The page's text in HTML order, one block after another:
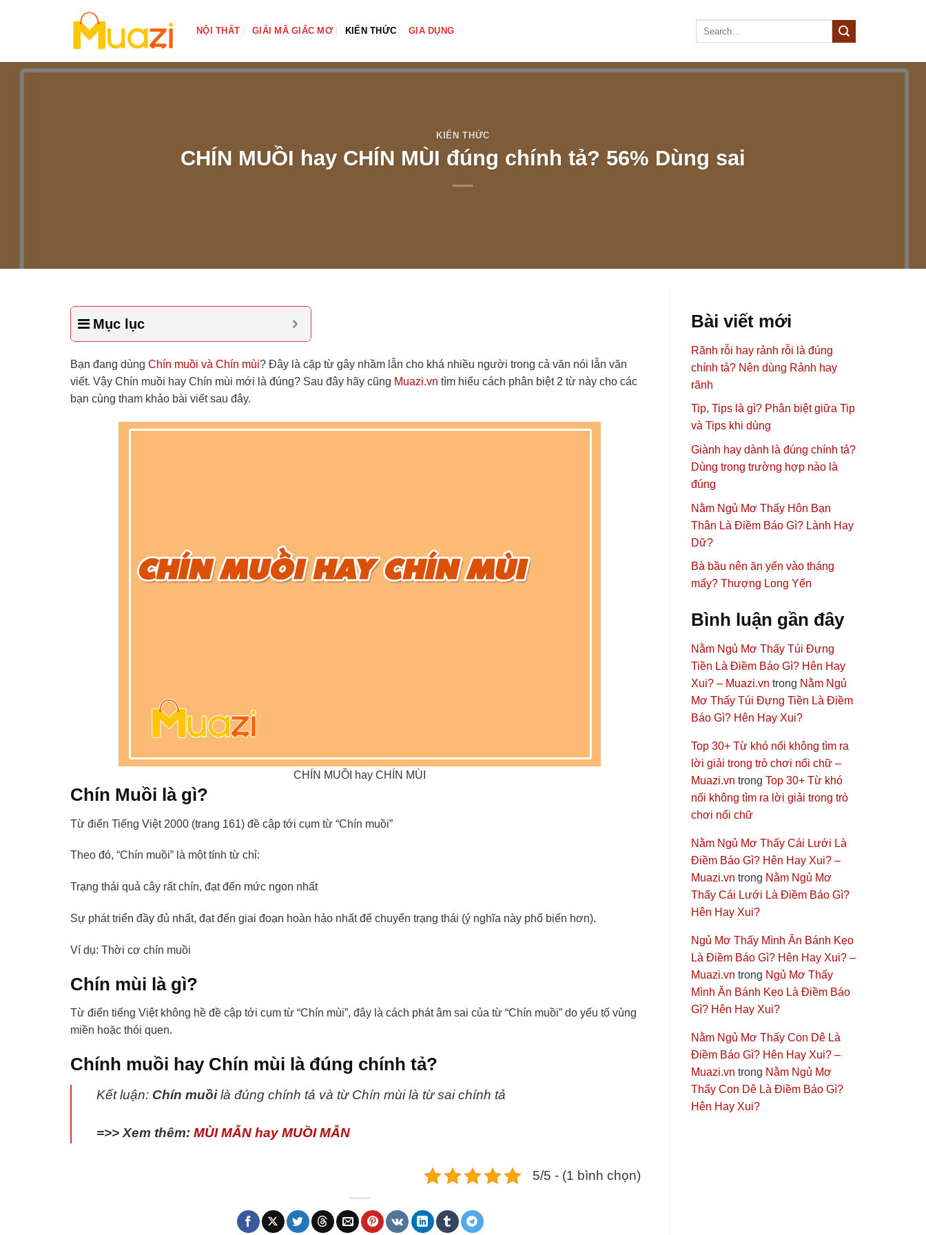
dung
NỘI THẤT GIẢI MÃ GIẤC MƠ KIẾN THỨC GIA DỤNG
KIẾN THỨC
CHÍN MUỒI hay CHÍN MÙI đúng chính tả? 56% Dùng sai
Mục lục
Bạn đang dùng Chín muồi và Chín mùi? Đây là cặp từ gây nhầm lẫn cho khá nhiều người trong cả văn nói lẫn văn
viết. Vậy Chín muồi hay Chín mùi mới là đúng? Sau đây hãy cũng Muazi.vn tìm hiểu cách phân biệt 2 từ này cho các
bạn cùng tham khảo bài viết sau đây.
CHÍN MUỒI hay CHÍN MÙI
Chín Muồi là gì?
Từ điển Tiếng Việt 2000 (trang 161) đề cập tới cụm từ “Chín muồi”
Theo đó, “Chín muồi” là một tính từ chỉ:
Trạng thái quả cây rất chín, đạt đến mức ngon nhất
Sự phát triển đầy đủ nhất, đạt đến giai đoạn hoàn hảo nhất để chuyển trạng thái (ý nghĩa này phổ biến hơn).
Ví dụ: Thời cơ chín muồi
Chín mùi là gì?
Từ điển tiếng Việt không hề đề cập tới cụm từ “Chín mùi”, đây là cách phát âm sai của từ “Chín muồi” do yếu tố vùng
miền hoặc thói quen.
Chính muồi hay Chín mùi là đúng chính tả?
Kết luận: Chín muồilà đúng chính tả và từ Chín mùi là từ sai chính tả
=>> Xem thêm: MÙI MẪN hay MUỒI MẪN
5/5 - (1 bình chọn)
Bài viết mới
Rãnh rỗi hay rảnh rỗi là đúng
chính tả? Nên dùng Rảnh hay
rãnh
Tip, Tips là gì? Phân biệt giữa Tip
và Tips khi dùng
Giành hay dành là đúng chính tả?
Dùng trong trường hợp nào là
đúng
Nằm Ngủ Mơ Thấy Hôn Bạn
Thân Là Điềm Báo Gì? Lành Hay
Dữ?
Bà bầu nên ăn yến vào tháng
mấy? Thượng Long Yến
Bình luận gần đây
Nằm Ngủ Mơ Thấy Túi Đựng
Tiền Là Điềm Báo Gì? Hên Hay
Xui? – Muazi.vn trong Nằm Ngủ
Mơ Thấy Túi Đựng Tiền Là Điềm
Báo Gì? Hên Hay Xui?
Top 30+ Từ khó nối không tìm ra
lời giải trong trò chơi nối chữ –
Muazi.vn trong Top 30+ Từ khó
nối không tìm ra lời giải trong trò
chơi nối chữ
Nằm Ngủ Mơ Thấy Cái Lưới Là
Điềm Báo Gì? Hên Hay Xui? –
Muazi.vn trong Nằm Ngủ Mơ
Thấy Cái Lưới Là Điềm Báo Gì?
Hên Hay Xui?
Ngủ Mơ Thấy Mình Ăn Bánh Kẹo
Là Điềm Báo Gì? Hên Hay Xui? –
Muazi.vn trong Ngủ Mơ Thấy
Mình Ăn Bánh Kẹo Là Điềm Báo
Gì? Hên Hay Xui?
Nằm Ngủ Mơ Thấy Con Dê Là
Điềm Báo Gì? Hên Hay Xui? –
Muazi.vn trong Nằm Ngủ Mơ
Thấy Con Dê Là Điềm Báo Gì?
Hên Hay Xui?